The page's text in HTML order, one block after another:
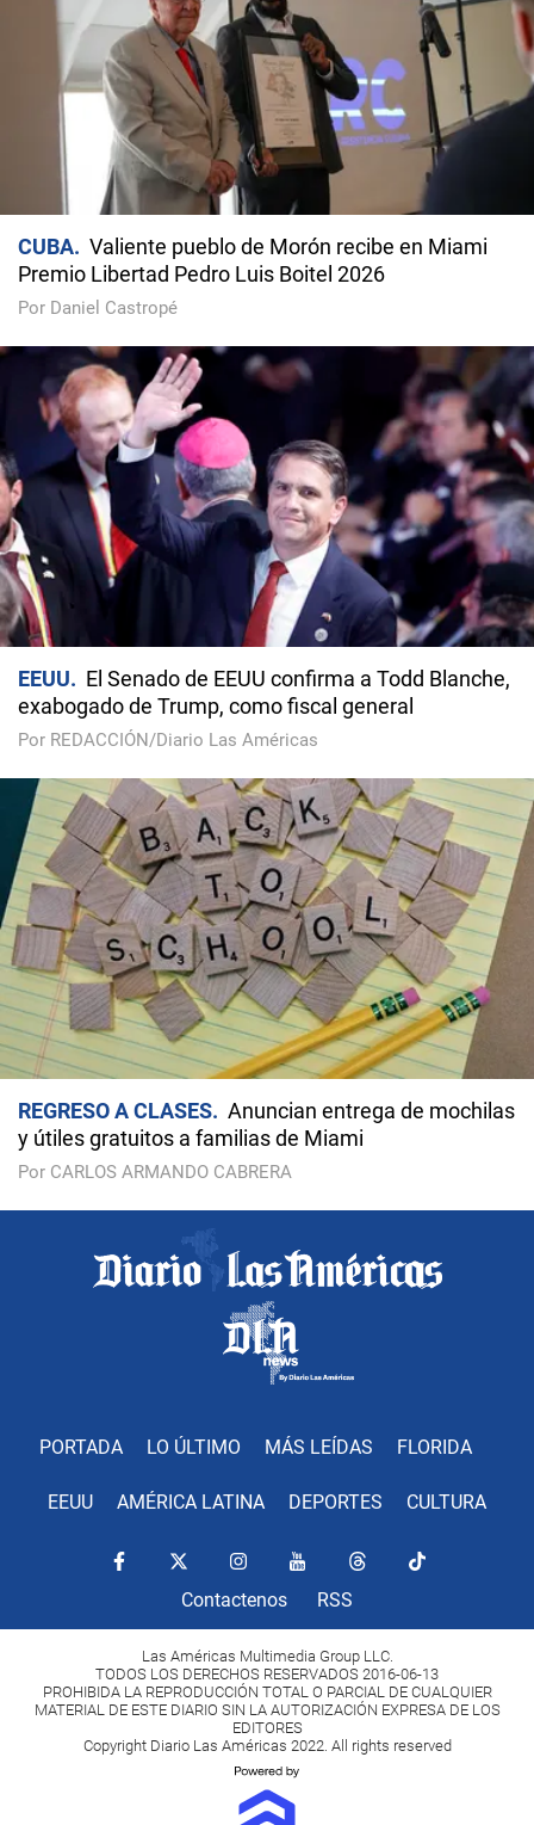
CUBA
Valiente pueblo de Morón recibe en Miami
Premio Libertad Pedro Luis Boitel 2026
Por Daniel Castropé
EEUU
El Senado de EEUU confirma a Todd Blanche,
exabogado de Trump, como fiscal general
Por REDACCIÓN/Diario Las Américas
REGRESO A CLASES
Anuncian entrega de mochilas
y útiles gratuitos a familias de Miami
Por CARLOS ARMANDO CABRERA
PORTADA LO ÚLTIMO MÁS LEÍDAS FLORIDA
EEUU AMÉRICA LATINA DEPORTES CULTURA
Contactenos RSS
Las Américas Multimedia Group LLC.
TODOS LOS DERECHOS RESERVADOS 2016-06-13
PROHIBIDA LA REPRODUCCIÓN TOTAL O PARCIAL DE CUALQUIER
MATERIAL DE ESTE DIARIO SIN LA AUTORIZACIÓN EXPRESA DE LOS
EDITORES
Copyright Diario Las Américas 2022. All rights reserved